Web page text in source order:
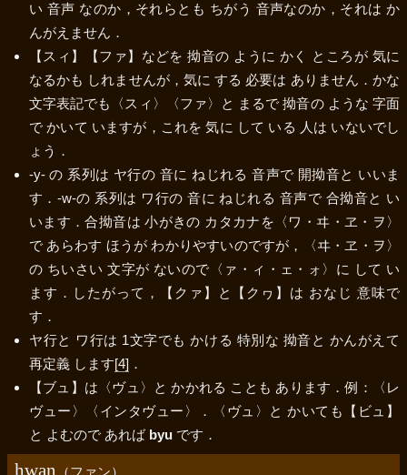
い 音声 なのか，それらとも ちがう 音声なのか，それは か
んがえません．
【スィ】
【ファ】 などを 拗音の ように かく ところが 気に
なるかも しれませんが，気に する 必要は ありません．かな
文字表記でも
〈スィ〉 〈ファ〉
と まるで 拗音の ような 字面
で かいて いますが，これを 気に して いる 人は いないでし
ょう．
-y- の 系列は ヤ行の 音に ねじれる 音声で 開拗音と いいま
す．-w-の 系列は ワ行の 音に ねじれる 音声で 合拗音と い
います．合拗音は 小がきの カタカナを 〈ワ・ヰ・ヱ・ヲ〉
で あらわす ほうが わかりやすいのですが，
〈ヰ・ヱ・ヲ〉
の ちいさい 文字が ないので 〈ァ・ィ・ェ・ォ〉 に して い
ます．したがって，
【クァ】 と 【クヮ】 は おなじ 意味で
す．
ヤ行と ワ行は 1文字でも かける 特別な 拗音と かんがえて
再定義 します[4] ．
【ブュ】 は 〈ヴュ〉 と かかれる ことも あります．例：
〈レ
ヴュー〉
〈インタヴュー〉 ． 〈ヴュ〉 と かいても
【ビュ】
と よむので あれば byu です．
hwan